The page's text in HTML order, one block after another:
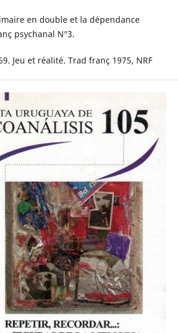
en double et la dépendance
psychanal N°3.
Jeu et réalité. Trad franç 1975, NRF